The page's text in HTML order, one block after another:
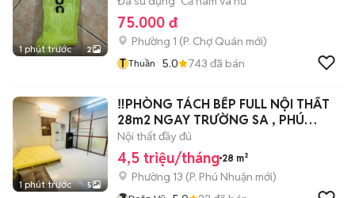
1 phút trước 2
75.000 đ
Phường 1 (P. Chợ Quán mới)
T Thuần 5.0 743 đã bán
1 phút trước 5
‼️PHÒNG TÁCH BẾP FULL NỘI THẤT
28m2 NGAY TRƯỜNG SA , PHÚ
NHUẬN‼️
Nội thất đầy đủ
4,5 triệu/tháng 28 m²
Phường 13 (P. Phú Nhuận mới)